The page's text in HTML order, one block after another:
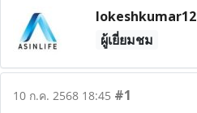
lokeshkumar12
ผู้เยี่ยมชม
10 ก.ค. 2568 18:45 #1